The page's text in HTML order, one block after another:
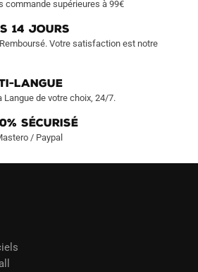
page
commande supérieures à 99€
14 JOURS
Votre satisfaction est notre
LANGUE
Langue de votre choix, 24/7.
Sécurisé
/ Paypal